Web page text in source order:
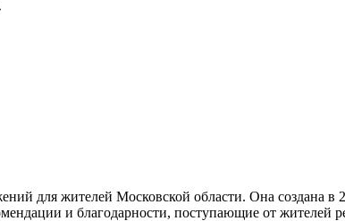
для жителей Московской области. Она создана в
и благодарности, поступающие от жителей